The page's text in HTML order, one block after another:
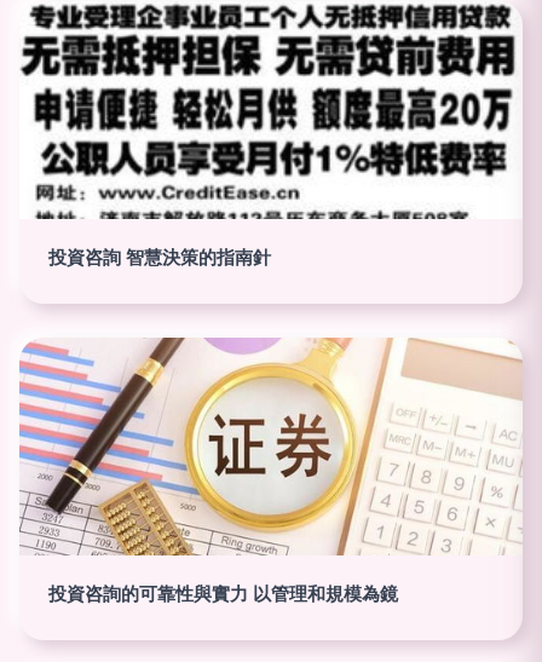
投資咨詢 智慧決策的指南針
投資咨詢的可靠性與實力 以管理和規模為鏡